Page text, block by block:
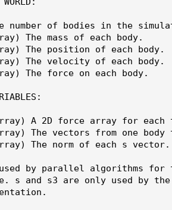
number of bodies in the
The mass of each body.
The position of each body.
The velocity of each body.
The force on each body.
A 2D force array for each
The vectors from one
The norm of each s
by parallel algorithms for
s and s3 are only used by